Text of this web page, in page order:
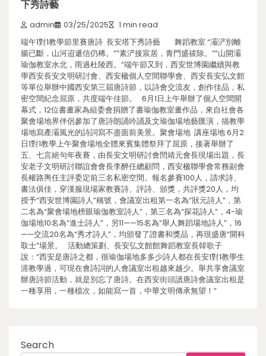
下秀詩藝
admin 03/25/2025 1 min read
端午1對1教學節里賽唐詩 長安塔下秀詩藝 舞蹈教室 “灞浐別離
腸已斷，山河迢遞信仍稀。””素浐接宸居，青門盛祓除。””山開灞
瑜伽教室水北，雨過杜陵西。”端午節又到，西安世博園繼續與教
學西安長安文明研討會、西安楹個人空間聯學會、西安長安弘文館
等單位舉辦中國西安第三屆唐詩節，以詩會交流友，創作佳品，私
密空間紀念屈原，共度端午佳節。 6月1日上午舉辦了個人空間開
幕式，12位書畫家為組委會捐贈了書瑜伽教室畫作品，來自社會各
聚會場地界伴侶參加了唐詩朗誦吟誦及文瑜伽場地藝匯演，描教學
場地寫產灞風光的詩詞寫不盡面前美景。聚會場地 講座場地 6月2
日1對1教學上午聚會場地全體來賓集體祭拜了屈原，接著舉辦了
五、七言絕句年夜賽，由長安文明研討會閆靖元會長現場出題，長
安老子文明研討聯誼會會長李醉任總顧問，西安楹聯學會常務副會
長權路輿任主評委定前三名私密空間。報名參賽100人，請求詩、
書法俱佳，穿漢服現場家教賽詩、評詩、頒獎，共評獎20人，均
授予“西安世博園詩人”稱號，會議室出租第一名為“狀元詩人”，第
二名為“聚會場地榜眼瑜伽教室詩人”，第三名為“探花詩人”，4-瑜
伽場地10名為“進士詩人”，另11——15名為“舉人舞蹈場地詩人”，16
——交流20名為“秀才詩人”，均頒發了證書和獎品，再現盛唐“開科
取士”場景。 活動總策劃、長安弘文館館舞蹈教室長韓歌子
說：“西安是唐詩之都，很瑜伽場地多多少詩人都在長安1對1教學生
涯教學過，可現在會詩詞的人會議室出租越來越少。舉共享會議室
辦唐詩節活動，就是別忘了唐詩。在西安街頭讀唐詩會議室出租是
一種享用，一種檔次，如能寫一首，中華文明傳承無望！”
Search